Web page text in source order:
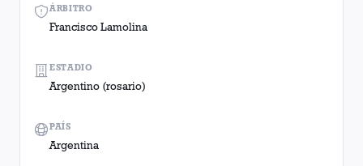
ÁRBITRO
Francisco Lamolina
ESTADIO
Argentino (rosario)
PAÍS
Argentina